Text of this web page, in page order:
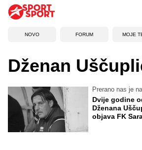
NOVO FORUM MOJE
Dženan
Prerano nas je
Dvije godine
Dženana
objava FK